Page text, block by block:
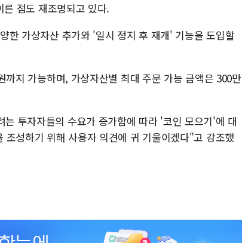
점도 재조명되고 있다.
한 가상자산 추가와 '일시 정지 후 재개' 기능을 도입할
지 가능하며, 가상자산별 최대 주문 가능 금액은 300만
투자자들의 수요가 증가함에 따라 '코인 모으기'에 대
성하기 위해 사용자 의견에 귀 기울이겠다"고 강조했